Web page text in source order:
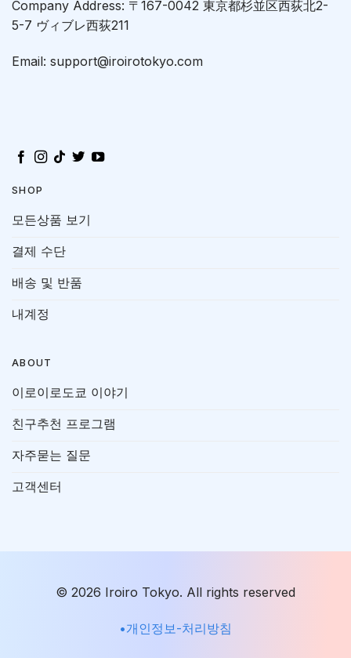
Company Address: 〒167-0042 東京都杉並区西荻北2-
5-7 ヴィブレ西荻211
Email: support@iroirotokyo.com
SHOP
모든상품 보기
결제 수단
배송 및 반품
내계정
ABOUT
이로이로도쿄 이야기
친구추천 프로그램
자주묻는 질문
고객센터
© 2026 Iroiro Tokyo. All rights reserved
•개인정보-처리방침